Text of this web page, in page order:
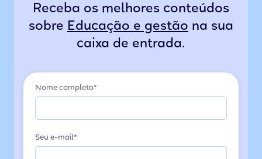
Receba os melhores conteúdos
sobre Educação e gestão na sua
caixa de entrada.
Nome completo*
Seu e-mail*